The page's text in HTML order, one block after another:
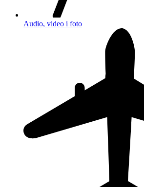
Audio, video i foto